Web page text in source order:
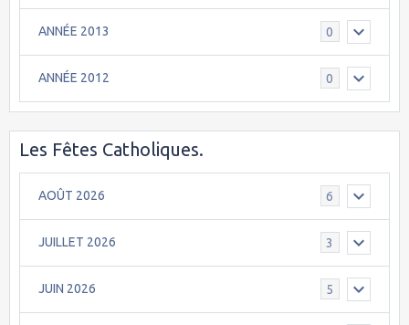
ANNÉE 2013 0
ANNÉE 2012 0
Les Fêtes Catholiques.
AOÛT 2026 6
JUILLET 2026 3
JUIN 2026 5